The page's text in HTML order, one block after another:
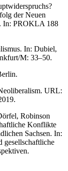
der Neuen
In: PROKLA 188
In: Dubiel,
M: 33–50.
URL:
Robinson
Konflikte
Sachsen. In:
gesellschaftliche